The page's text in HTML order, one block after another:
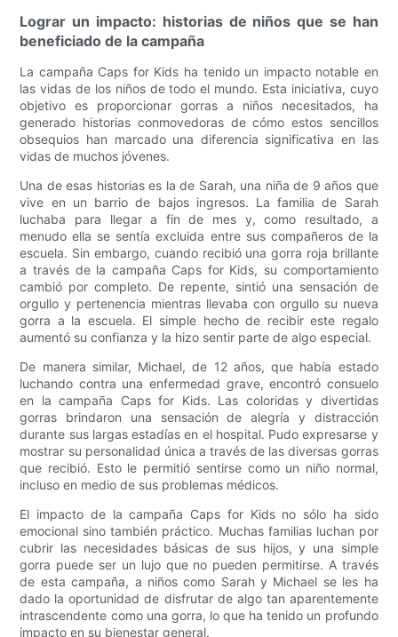
Lograr un impacto: historias de niños que se han
beneficiado de la campaña
La campaña Caps for Kids ha tenido un impacto notable en
las vidas de los niños de todo el mundo. Esta iniciativa, cuyo
objetivo es proporcionar gorras a niños necesitados, ha
generado historias conmovedoras de cómo estos sencillos
obsequios han marcado una diferencia significativa en las
vidas de muchos jóvenes.
Una de esas historias es la de Sarah, una niña de 9 años que
vive en un barrio de bajos ingresos. La familia de Sarah
luchaba para llegar a fin de mes y, como resultado, a
menudo ella se sentía excluida entre sus compañeros de la
escuela. Sin embargo, cuando recibió una gorra roja brillante
a través de la campaña Caps for Kids, su comportamiento
cambió por completo. De repente, sintió una sensación de
orgullo y pertenencia mientras llevaba con orgullo su nueva
gorra a la escuela. El simple hecho de recibir este regalo
aumentó su confianza y la hizo sentir parte de algo especial.
De manera similar, Michael, de 12 años, que había estado
luchando contra una enfermedad grave, encontró consuelo
en la campaña Caps for Kids. Las coloridas y divertidas
gorras brindaron una sensación de alegría y distracción
durante sus largas estadías en el hospital. Pudo expresarse y
mostrar su personalidad única a través de las diversas gorras
que recibió. Esto le permitió sentirse como un niño normal,
incluso en medio de sus problemas médicos.
El impacto de la campaña Caps for Kids no sólo ha sido
emocional sino también práctico. Muchas familias luchan por
cubrir las necesidades básicas de sus hijos, y una simple
gorra puede ser un lujo que no pueden permitirse. A través
de esta campaña, a niños como Sarah y Michael se les ha
dado la oportunidad de disfrutar de algo tan aparentemente
intrascendente como una gorra, lo que ha tenido un profundo
impacto en su bienestar general.